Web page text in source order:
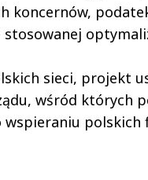
koncernów,
stosowanej
sieci, projekt
wśród których
wspieraniu polskich